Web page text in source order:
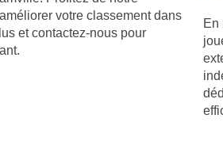
votre classement dans
et contactez-nous pour
En